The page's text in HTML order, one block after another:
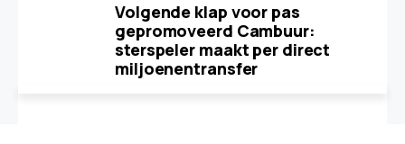
Volgende klap voor pas
gepromoveerd Cambuur:
sterspeler maakt per direct
miljoenentransfer